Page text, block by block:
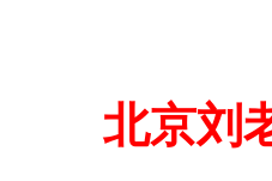
北京刘